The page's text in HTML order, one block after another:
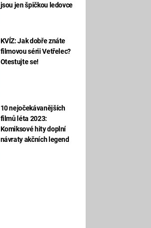
jsou jen špičkou ledovce
KVÍZ: Jak dobře znáte
filmovou sérii Vetřelec?
Otestujte se!
10 nejočekávanějších
filmů léta 2023:
Komiksové hity doplní
návraty akčních legend